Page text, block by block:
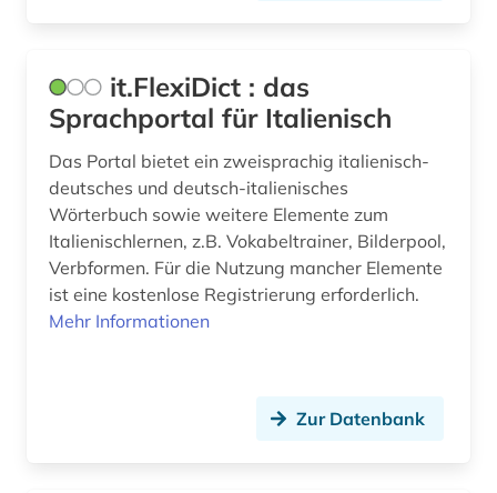
it.FlexiDict : das
Sprachportal für Italienisch
Das Portal bietet ein zweisprachig italienisch-
deutsches und deutsch-italienisches
Wörterbuch sowie weitere Elemente zum
Italienischlernen, z.B. Vokabeltrainer, Bilderpool,
Verbformen. Für die Nutzung mancher Elemente
ist eine kostenlose Registrierung erforderlich.
Mehr Informationen
Zur Datenbank